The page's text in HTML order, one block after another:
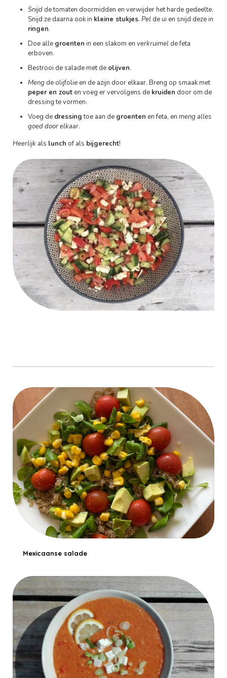
Snijd de tomaten doormidden en verwijder het harde gedeelte.
Snijd ze daarna ook in kleine stukjes. Pel de ui en snijd deze in
ringen.
Doe alle groenten in een slakom en verkruimel de feta
erboven.
Bestrooi de salade met de olijven.
Meng de olijfolie en de azijn door elkaar. Breng op smaak met
peper en zout en voeg er vervolgens de kruiden door om de
dressing te vormen.
Voeg de dressingtoe aan de groenten en feta, en meng alles
goed door elkaar.
Heerlijk als lunch of als bijgerecht!
Mexicaanse salade